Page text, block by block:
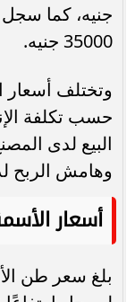
جنيه، كما
35000 جنيه.
وتختلف
حسب تكلفة
البيع لدى
وهامش الربح
أسعار